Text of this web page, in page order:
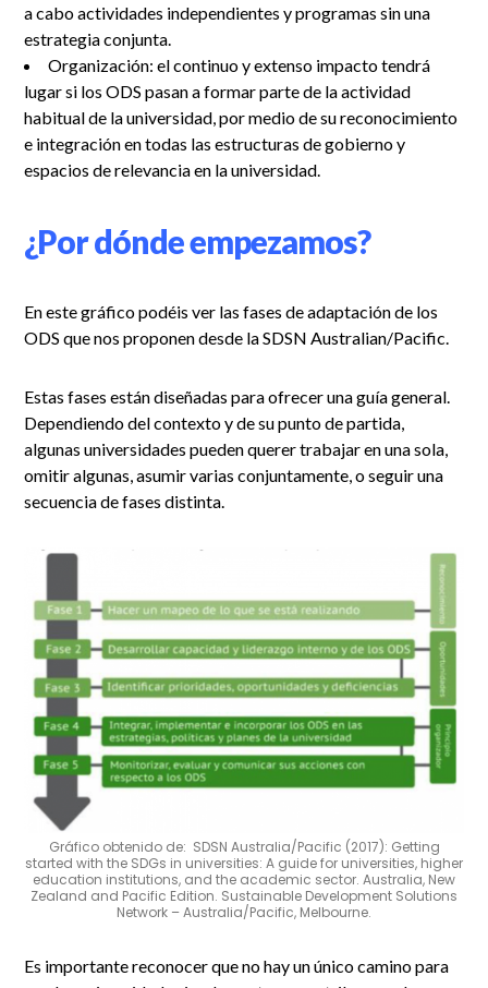
a cabo actividades independientes y programas sin una
estrategia conjunta.
Organización: el continuo y extenso impacto tendrá
lugar si los ODS pasan a formar parte de la actividad
habitual de la universidad, por medio de su reconocimiento
e integración en todas las estructuras de gobierno y
espacios de relevancia en la universidad.
¿Por dónde empezamos?
En este gráfico podéis ver las fases de adaptación de los
ODS que nos proponen desde la SDSN Australian/Pacific.
Estas fases están diseñadas para ofrecer una guía general.
Dependiendo del contexto y de su punto de partida,
algunas universidades pueden querer trabajar en una sola,
omitir algunas, asumir varias conjuntamente, o seguir una
secuencia de fases distinta.
Gráfico obtenido de: SDSN Australia/Pacific (2017): Getting
started with the SDGs in universities: A guide for universities, higher
education institutions, and the academic sector. Australia, New
Zealand and Pacific Edition. Sustainable Development Solutions
Network – Australia/Pacific, Melbourne.
Es importante reconocer que no hay un único camino para